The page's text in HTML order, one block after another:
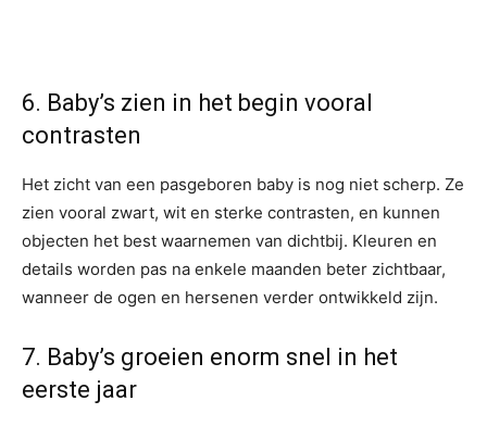
6. Baby’s zien in het begin vooral
contrasten
Het zicht van een pasgeboren baby is nog niet scherp. Ze
zien vooral zwart, wit en sterke contrasten, en kunnen
objecten het best waarnemen van dichtbij. Kleuren en
details worden pas na enkele maanden beter zichtbaar,
wanneer de ogen en hersenen verder ontwikkeld zijn.
7. Baby’s groeien enorm snel in het
eerste jaar